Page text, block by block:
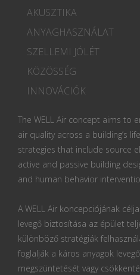
AKUSZTIKA
ANYAGHASZNÁLAT
SZELLEMI JÓLÉT
KÖZÖSSÉG
INNOVÁCIÓK
The WELL Air concept aims to
air quality across a building’s
strategies that include source
active and passive building
and human behavior
A WELL Air koncepciójának
levegő biztosítása az épület
különböző stratégiák
foglalják a káros anyagok
megszüntetését vagy